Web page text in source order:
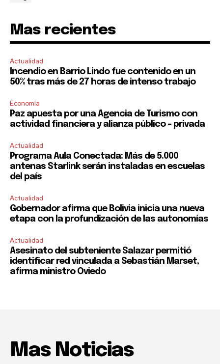
Mas recientes
Actualidad
Incendio en Barrio Lindo fue contenido en un
50% tras más de 27 horas de intenso trabajo
Economía
Paz apuesta por una Agencia de Turismo con
actividad financiera y alianza público – privada
Actualidad
Programa Aula Conectada: Más de 5.000
antenas Starlink serán instaladas en escuelas
del país
Actualidad
Gobernador afirma que Bolivia inicia una nueva
etapa con la profundización de las autonomías
Actualidad
Asesinato del subteniente Salazar permitió
identificar red vinculada a Sebastián Marset,
afirma ministro Oviedo
Mas Noticias